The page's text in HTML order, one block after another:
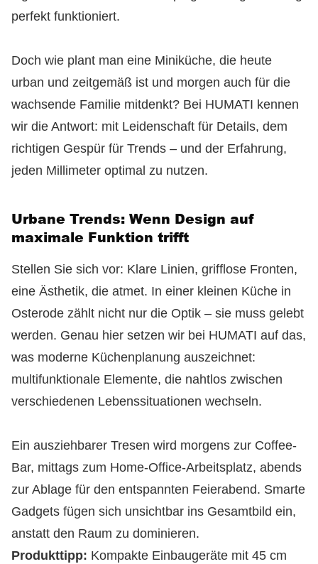
perfekt funktioniert.
Doch wie plant man eine Miniküche, die heute
urban und zeitgemäß ist und morgen auch für die
wachsende Familie mitdenkt? Bei HUMATI kennen
wir die Antwort: mit Leidenschaft für Details, dem
richtigen Gespür für Trends – und der Erfahrung,
jeden Millimeter optimal zu nutzen.
Urbane Trends: Wenn Design auf
maximale Funktion trifft
Stellen Sie sich vor: Klare Linien, grifflose Fronten,
eine Ästhetik, die atmet. In einer kleinen Küche in
Osterode zählt nicht nur die Optik – sie muss gelebt
werden. Genau hier setzen wir bei HUMATI auf das,
was moderne Küchenplanung auszeichnet:
multifunktionale Elemente, die nahtlos zwischen
verschiedenen Lebenssituationen wechseln.
Ein ausziehbarer Tresen wird morgens zur Coffee-
Bar, mittags zum Home-Office-Arbeitsplatz, abends
zur Ablage für den entspannten Feierabend. Smarte
Gadgets fügen sich unsichtbar ins Gesamtbild ein,
anstatt den Raum zu dominieren.
Produkttipp: Kompakte Einbaugeräte mit 45 cm